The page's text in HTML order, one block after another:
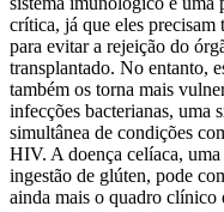
crítica, já que eles precisam
para evitar a rejeição do
transplantado. No entanto,
também os torna mais
infecções bacterianas, uma
simultânea de condições
HIV. A doença celíaca,
ingestão de glúten, pode
ainda mais o quadro clínico